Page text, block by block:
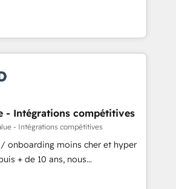
ートを独自開発。 企業のさま
に対して「戦略、設計・デザイン、
ーーーーーーーーー
ーーーーーーーーーー 【プロジェ
題の抽出、現実的な目標の確認 -要
なHubSpot製品の組合せのご提案 -お
、スケジュール決定、プロジェクト
ティング戦略策定（KGI）、ウェブ
KPI） -全体導線遷移設計、ビジュ
告運用などのオンライン施策か
ルスや展示会などのオフライン施策
。 「経験豊富な”専門家集団”によ
型の支援」で、戦略・企画などのコ
支援が可能です。 また、2022
営業DXに関する書籍『業務効率化か
DX BtoB営業もここまでデジタル
した。 HubSpotの導入／
下記のようなサービスを提供してい
EC制作 - WEB広告(Google/FB
- Intégrations compétitives
- Intégrations compétitives
onboarding moins cher et hyper
entreprises dans